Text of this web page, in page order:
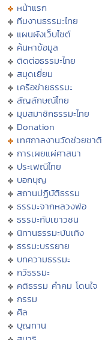
หน้าแรก
ทีมงานธรรมะไทย
แผนผังเว็บไซต์
ค้นหาข้อมูล
ติดต่อธรรมะไทย
สมุดเยี่ยม
เครือข่ายธรรมะ
สัญลักษณ์ไทย
มุมสมาชิกธรรมะไทย
Donation
เทศกาลงานวัดช่วยชาติ
การเผยแผ่ศาสนา
ประเพณีไทย
บอกบุญ
สถานปฏิบัติธรรม
ธรรมะจากหลวงพ่อ
ธรรมะกับเยาวชน
นิทานธรรมะบันเทิง
ธรรมะบรรยาย
บทความธรรมะ
กวีธรรมะ
คติธรรม คำคม โดนใจ
กรรม
ศีล
บุญทาน